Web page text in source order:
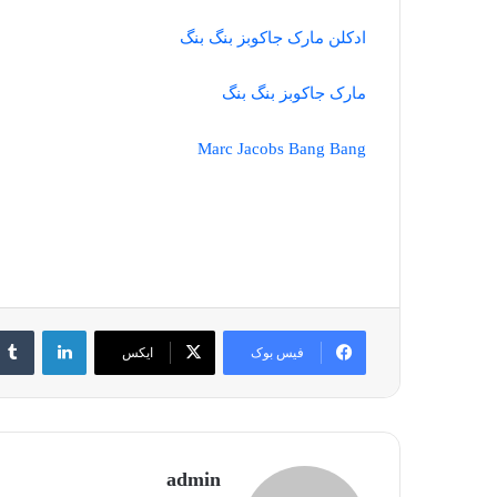
ادکلن مارک جاکوبز بنگ بنگ
مارک جاکوبز بنگ بنگ
Marc Jacobs Bang Bang
فیس بوک ایکس
لینکدین
admin